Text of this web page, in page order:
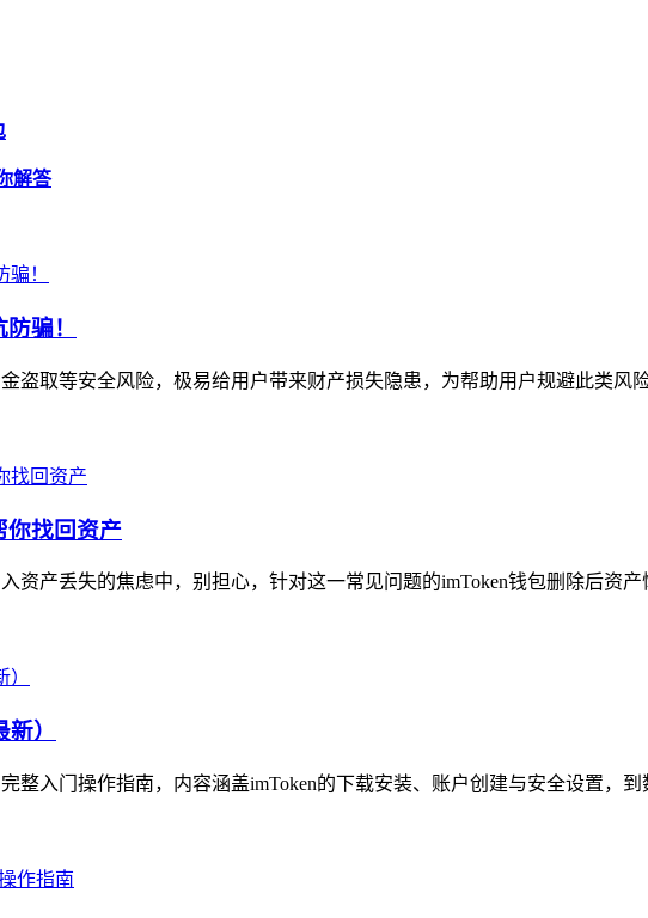
解答
骗！
盗取等安全风险，极易给用户带来财产损失隐患，为帮助用户规避此类风
你找回资产
资产丢失的焦虑中，别担心，针对这一常见问题的imToken钱包删除后资
）
整入门操作指南，内容涵盖imToken的下载安装、账户创建与安全设置，